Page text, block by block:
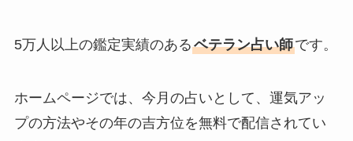
5万人以上の鑑定実績のあるベテラン占い師です。
ホームページでは、今月の占いとして、運気アッ
プの方法やその年の吉方位を無料で配信されてい